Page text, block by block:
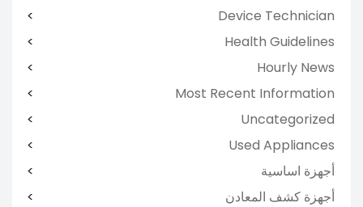
Device Technician
Health Guidelines
Hourly News
Most Recent Information
Uncategorized
Used Appliances
أجهزة اساسية
أجهزة كشف المعادن